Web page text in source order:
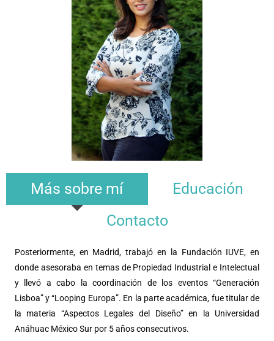
Más sobre mí
Educación
Contacto
Posteriormente, en Madrid, trabajó en la Fundación IUVE, en
donde asesoraba en temas de Propiedad Industrial e Intelectual
y llevó a cabo la coordinación de los eventos “Generación
Lisboa” y “Looping Europa”. En la parte académica, fue titular de
la materia “Aspectos Legales del Diseño” en la Universidad
Anáhuac México Sur por 5 años consecutivos.